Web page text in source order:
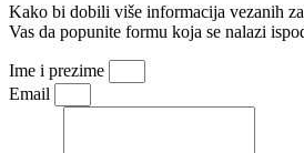
Kako bi dobili više informacija vezanih
Vas da popunite formu koja se nalazi
Ime i prezime
Email